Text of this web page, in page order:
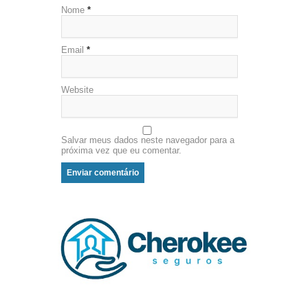
Nome *
Email *
Website
Salvar meus dados neste navegador para a
próxima vez que eu comentar.